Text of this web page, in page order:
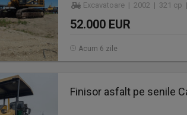
Excavatoare | 2002 | 321 cp
52.000 EUR
Acum 6 zile
Finisor asfalt pe senile